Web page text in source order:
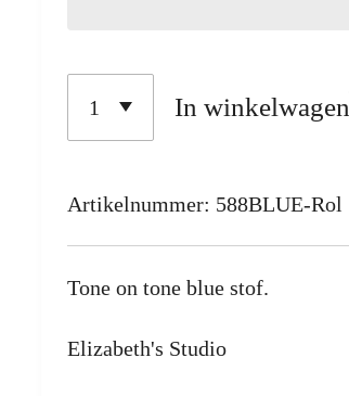
In winkelwagen
Artikelnummer: 588BLUE-Rol
Tone on tone blue stof.
Elizabeth's Studio